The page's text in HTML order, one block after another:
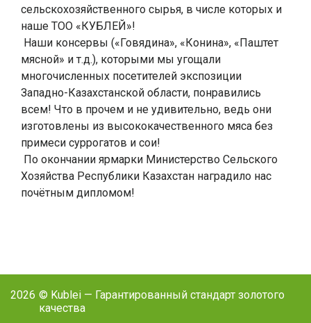
сельскохозяйственного сырья, в числе которых и
наше ТОО «КУБЛЕЙ»!
Наши консервы («Говядина», «Конина», «Паштет
мясной» и т.д.), которыми мы угощали
многочисленных посетителей экспозиции
Западно-Казахстанской области, понравились
всем! Что в прочем и не удивительно, ведь они
изготовлены из высококачественного мяса без
примеси суррогатов и сои!
По окончании ярмарки Министерство Сельского
Хозяйства Республики Казахстан наградило нас
почётным дипломом!
2026 © Kublei — Гарантированный стандарт золотого
качества